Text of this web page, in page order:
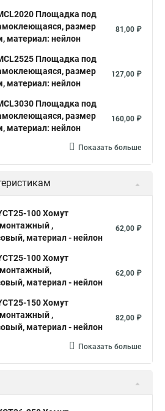
Площадка под
размер
материал: нейлон
81,00 ₽
Площадка под
размер
материал: нейлон
127,00 ₽
Площадка под
размер
материал: нейлон
160,00 ₽
Показать больше
100 Хомут
,
материал - нейлон
62,00 ₽
100 Хомут
материал - нейлон
62,00 ₽
150 Хомут
,
материал - нейлон
82,00 ₽
Показать больше